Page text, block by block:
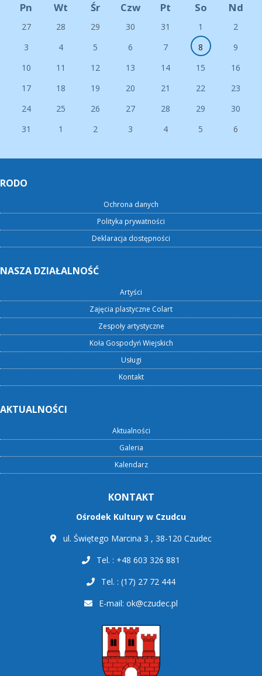
Pn Wt Śr Czw Pt So Nd
27 28 29 30 31 1
2
3
4 5 6 7 8
9
10
11 12 13 14 15
16
17
18 19 20 21 22
23
24
25 26 27 28 29
30
31
1 2 3 4 5 6
RODO
Ochrona danych
Polityka prywatności
Deklaracja dostępności
NASZA DZIAŁALNOŚĆ
Artyści
Zajęcia plastyczne Colart
Zespoły artystyczne
Koła Gospodyń Wiejskich
Usługi
Kontakt
AKTUALNOŚCI
Aktualności
Galeria
Kalendarz
KONTAKT
Ośrodek Kultury w Czudcu
ul. Świętego Marcina 3 , 38-120 Czudec
Tel. : +48 603 326 881
Tel. : (17) 27 72 444
E-mail: ok@czudec.pl